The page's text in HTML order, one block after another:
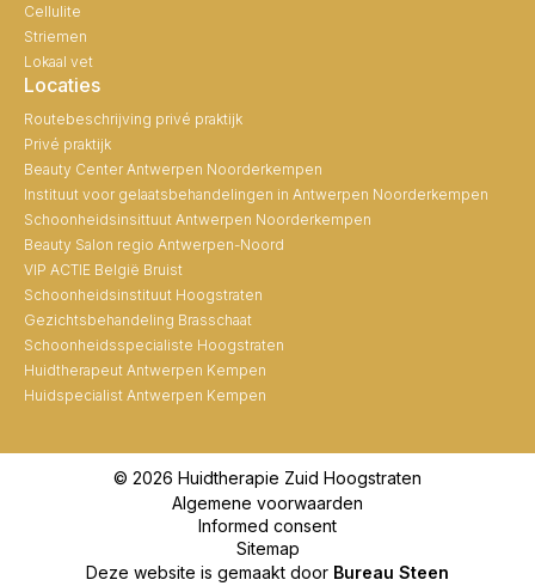
Cellulite
Striemen
Lokaal vet
Locaties
Routebeschrijving privé praktijk
Privé praktijk
Beauty Center Antwerpen Noorderkempen
Instituut voor gelaatsbehandelingen in Antwerpen Noorderkempen
Schoonheidsinsittuut Antwerpen Noorderkempen
Beauty Salon regio Antwerpen-Noord
VIP ACTIE België Bruist
Schoonheidsinstituut Hoogstraten
Gezichtsbehandeling Brasschaat
Schoonheidsspecialiste Hoogstraten
Huidtherapeut Antwerpen Kempen
Huidspecialist Antwerpen Kempen
© 2026 Huidtherapie Zuid Hoogstraten
Algemene voorwaarden
Informed consent
Sitemap
Deze website is gemaakt door Bureau Steen